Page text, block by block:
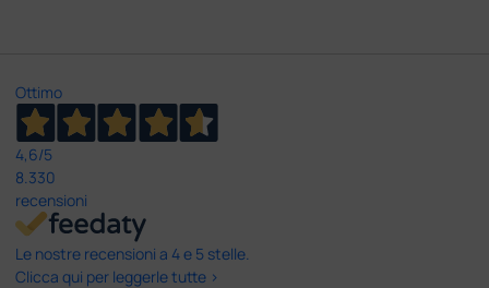
Ottimo
4,6/5
8.330
recensioni
Le nostre recensioni a 4 e 5 stelle.
Clicca qui per leggerle tutte >